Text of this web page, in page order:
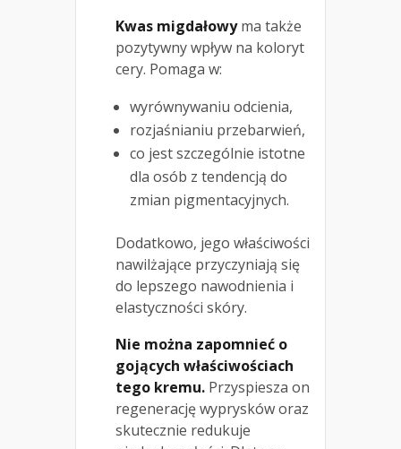
Kwas migdałowyma także
pozytywny wpływ na koloryt
cery. Pomaga w:
wyrównywaniu odcienia,
rozjaśnianiu przebarwień,
co jest szczególnie istotne
dla osób z tendencją do
zmian pigmentacyjnych.
Dodatkowo, jego właściwości
nawilżające przyczyniają się
do lepszego nawodnienia i
elastyczności skóry.
Nie można zapomnieć o
gojących właściwościach
tego kremu. Przyspiesza on
regenerację wyprysków oraz
skutecznie redukuje